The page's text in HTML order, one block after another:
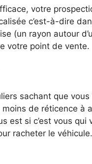
votre
c’est-à-dire
(un rayon autour
votre point de vente.
sachant que
moins de réticence à
est si c’est vous qui
racheter le véhicule.